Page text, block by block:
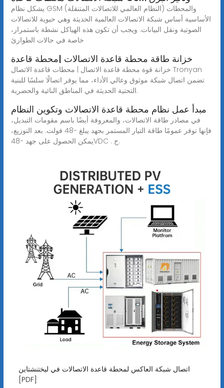
يشكل نظام GSM (النظام العالمي للاتصالات المتنقلة) والمحطات
الأساسية أساس شبكة الاتصالات العالمية الحديثة وهي حيوية للاتصالات
الصوتية ونقل البيانات. ويجب أن تكون هذه الهياكل نشطة باستمرار،
خاصة في حالات الطوارئ
خزانة طاقة محطة قاعدة الاتصالات |محطة قاعدة
خزانة قوة محطة قاعدة الاتصال | محطات قاعدة الاتصال Tronyan
تضمن اتصال شبكة موثوق وعالي الأداء، مما يوفر اتصالًا سلسًا للبنية
التحتية الحديثة في المناطق النائية والحضرية.
مبدأ عمل نظام محطة قاعدة الاتصالات وتكوين النظام
في مصادر طاقة الاتصالات، والمعروفة أيضًا باسم مقومات التبديل،
فإنها توفر عمومًا طاقة التيار المستمر بجهد يبلغ -48 فولت. بعد التوزيع،
يمكن الحصول على جهد -48VDC . ج.
اتصال شبكة العاكس لمحطة قاعدة الاتصالات في ليختنشتاين
[PDF]